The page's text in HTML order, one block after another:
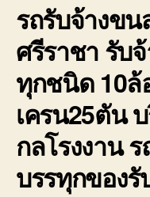
รถรับจ้างข
ศรีราชา รับ
ทุกชนิด 10ล้
เครน25ตัน
กลโรงงาน
บรรทุกของรั